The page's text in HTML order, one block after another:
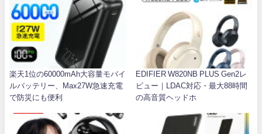
楽天1位の60000mAh大容量モバイ
ルバッテリー、Max27W急速充電
で防災にも便利
EDIFIER W820NB PLUS Gen2レ
ビュー｜LDAC対応・最大88時間
の高音質ヘッドホ